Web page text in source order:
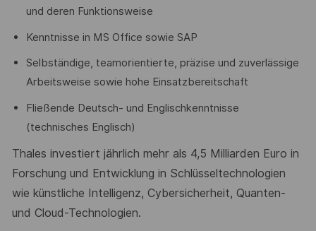
und deren Funktionsweise
Kenntnisse in MS Office sowie SAP
Selbständige, teamorientierte, präzise und zuverlässige
Arbeitsweise sowie hohe Einsatzbereitschaft
Fließende Deutsch- und Englischkenntnisse
(technisches Englisch)
Thales investiert jährlich mehr als 4,5 Milliarden Euro in
Forschung und Entwicklung in Schlüsseltechnologien
wie künstliche Intelligenz, Cybersicherheit, Quanten-
und Cloud-Technologien.